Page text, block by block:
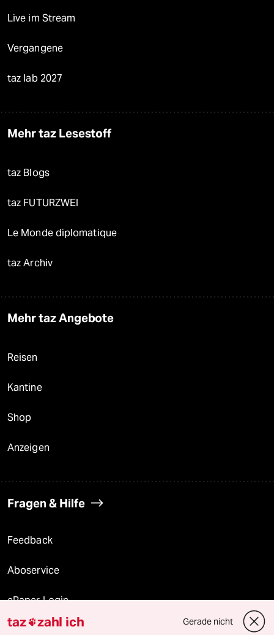
Live im Stream
Vergangene
taz lab 2027
Mehr taz Lesestoff
taz Blogs
taz FUTURZWEI
Le Monde diplomatique
taz Archiv
Mehr taz Angebote
Reisen
Kantine
Shop
Anzeigen
Fragen & Hilfe
Feedback
Aboservice
ePaper Login
Downloads für Abonnierende
taz zahl ich Gerade nicht